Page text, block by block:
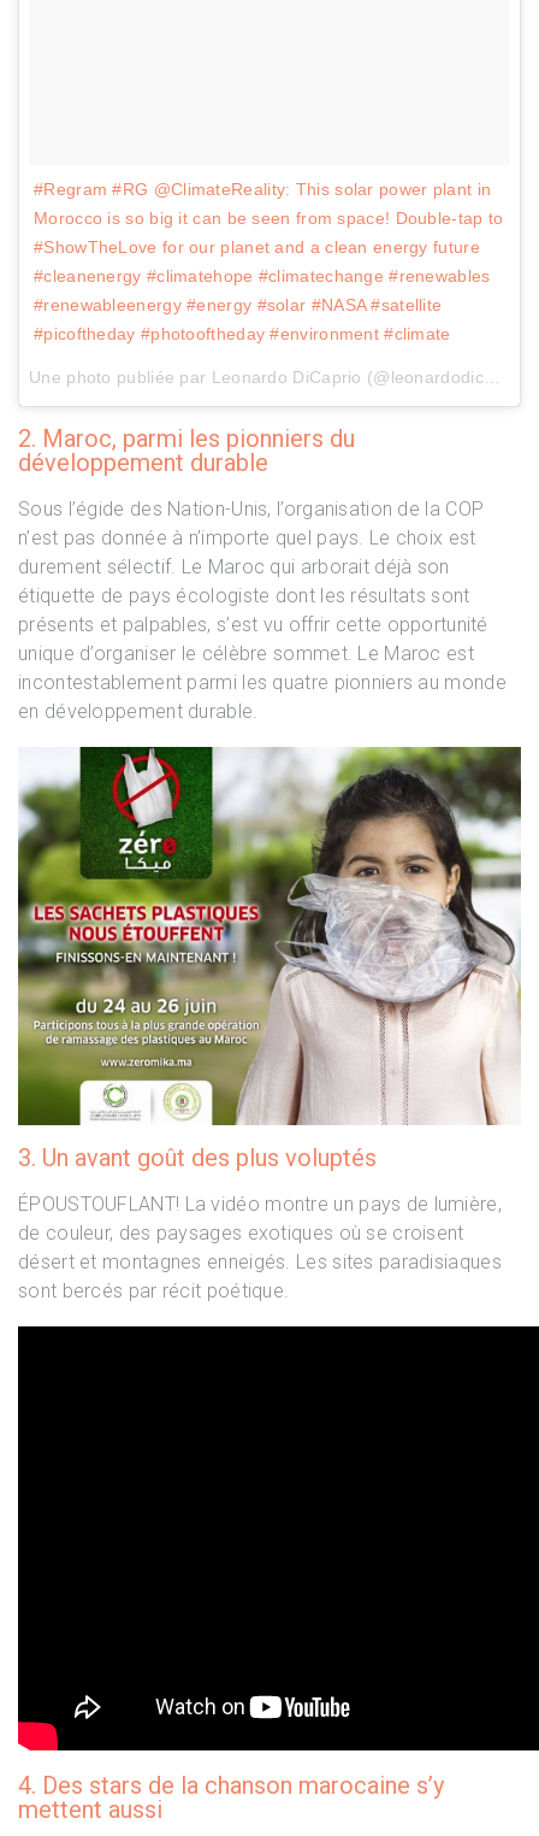
#Regram #RG @ClimateReality: This solar power plant in
Morocco is so big it can be seen from space! Double-tap to
#ShowTheLove for our planet and a clean energy future
#cleanenergy #climatehope #climatechange #renewables
#renewableenergy #energy #solar #NASA #satellite
#picoftheday #photooftheday #environment #climate
Une photo publiée par Leonardo DiCaprio (@leonardodicaprio) le
2. Maroc, parmi les pionniers du
développement durable
Sous l’égide des Nation-Unis, l’organisation de la COP
n’est pas donnée à n’importe quel pays. Le choix est
durement sélectif. Le Maroc qui arborait déjà son
étiquette de pays écologiste dont les résultats sont
présents et palpables, s’est vu offrir cette opportunité
unique d’organiser le célèbre sommet. Le Maroc est
incontestablement parmi les quatre pionniers au monde
en développement durable.
3. Un avant goût des plus voluptés
ÉPOUSTOUFLANT! La vidéo montre un pays de lumière,
de couleur, des paysages exotiques où se croisent
désert et montagnes enneigés. Les sites paradisiaques
sont bercés par récit poétique.
4. Des stars de la chanson marocaine s’y
mettent aussi